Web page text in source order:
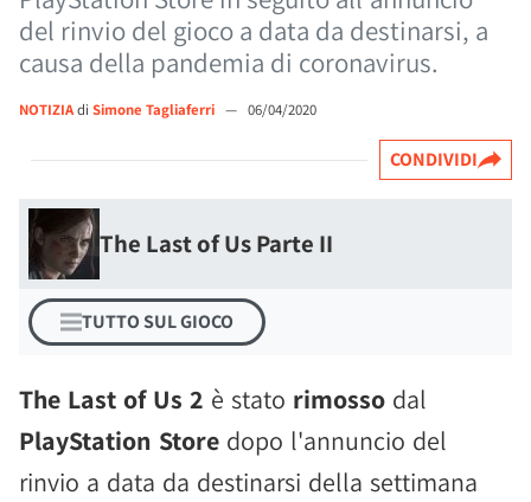
del rinvio del gioco a data da destinarsi, a
causa della pandemia di coronavirus.
NOTIZIAdi Simone Tagliaferri — 06/04/2020
CONDIVIDI
The Last of Us Parte II
TUTTO SUL GIOCO
The Last of Us 2 è stato rimosso dal
PlayStation Store dopo l'annuncio del
rinvio a data da destinarsi della settimana